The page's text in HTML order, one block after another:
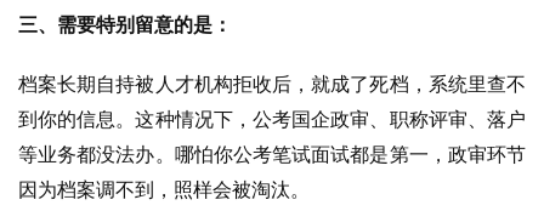
三、需要特别留意的是：
档案长期自持被人才机构拒收后，就成了死档，系统里查不
到你的信息。这种情况下，公考国企政审、职称评审、落户
等业务都没法办。哪怕你公考笔试面试都是第一，政审环节
因为档案调不到，照样会被淘汰。